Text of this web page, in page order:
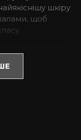
шкіру
щоб
монітора
шкіри?